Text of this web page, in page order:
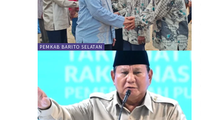
PEMKAB BARITO SELATAN